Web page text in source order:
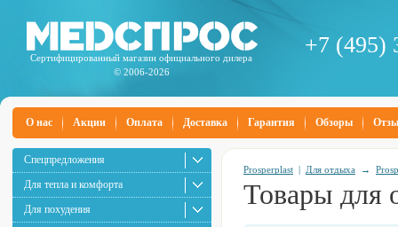
Сертифицированный магазин официального дилера
© 2006-2026
+7 (495)
О нас Акции Оплата Доставка Гарантия Обзоры
Спецпредложения
Для тепла и комфорта
Для похудения
Prosperplast | Для отдыха →
Товары для